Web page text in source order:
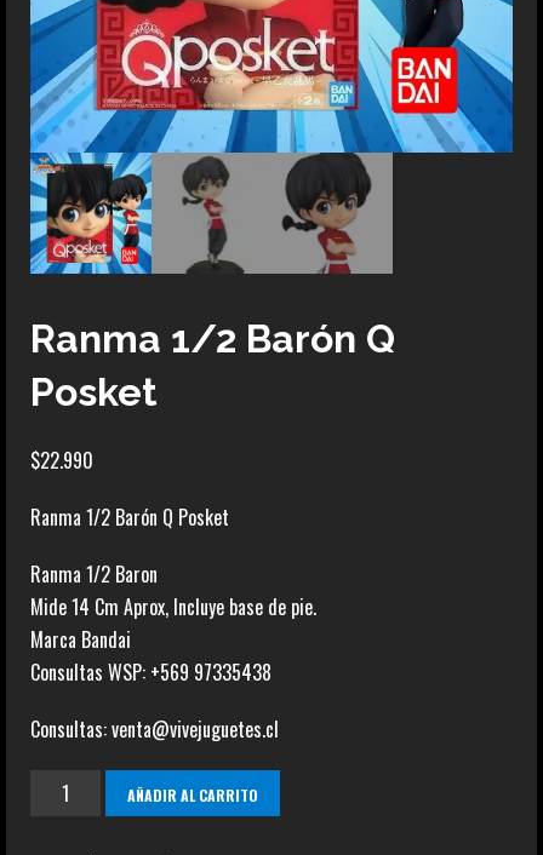
Ranma 1/2 Barón Q
Posket
$22.990
Ranma 1/2 Barón Q Posket
Ranma 1/2 Baron
Mide 14 Cm Aprox, Incluye base de pie.
Marca Bandai
Consultas WSP: +569 97335438
Consultas: venta@vivejuguetes.cl
Ranma
AÑADIR AL CARRITO